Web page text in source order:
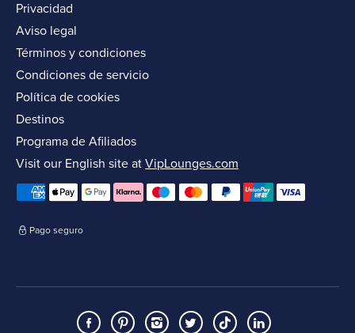
Privacidad
Aviso legal
Términos y condiciones
Condiciones de servicio
Política de cookies
Destinos
Programa de Afiliados
Visit our English site at VipLounges.com
Pago seguro